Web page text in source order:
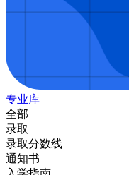
专业库
全部
录取
录取分数线
通知书